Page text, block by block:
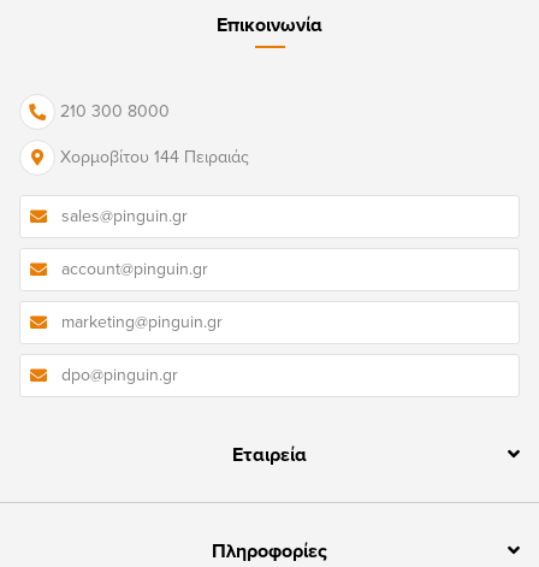
Επικοινωνία
210 300 8000
Χορμοβίτου 144 Πειραιάς
sales@pinguin.gr
account@pinguin.gr
marketing@pinguin.gr
dpo@pinguin.gr
Εταιρεία
Πληροφορίες